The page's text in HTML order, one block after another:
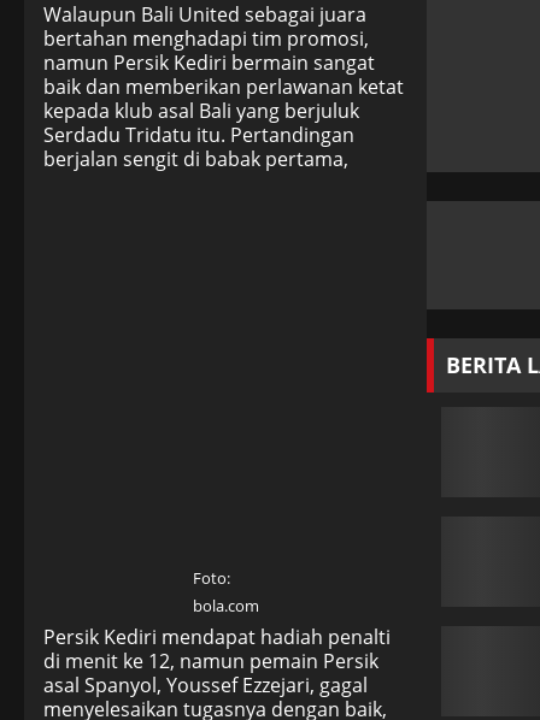
Walaupun Bali United sebagai juara
bertahan menghadapi tim promosi,
namun Persik Kediri bermain sangat
baik dan memberikan perlawanan ketat
kepada klub asal Bali yang berjuluk
Serdadu Tridatu itu. Pertandingan
berjalan sengit di babak pertama,
Foto:
bola.com
Persik Kediri mendapat hadiah penalti
di menit ke 12, namun pemain Persik
asal Spanyol, Youssef Ezzejari, gagal
menyelesaikan tugasnya dengan baik,
BERITA